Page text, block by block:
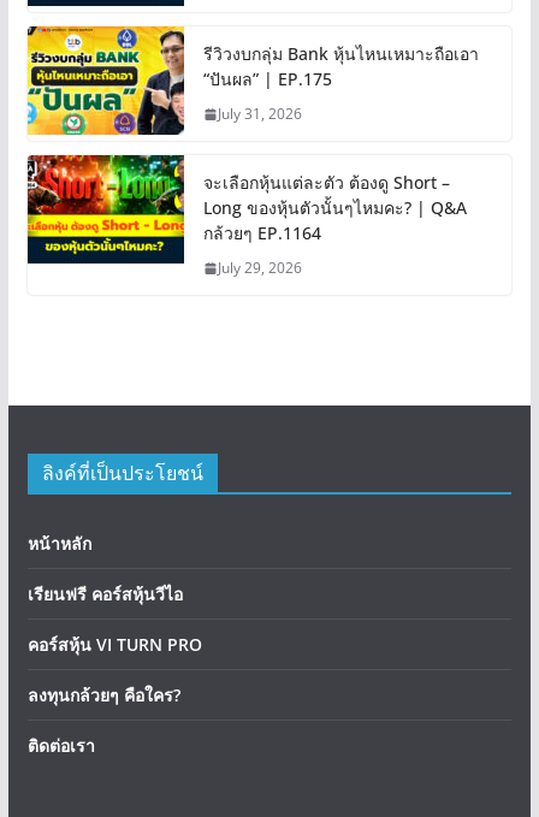
รีวิวงบกลุ่ม Bank หุ้นไหนเหมาะถือเอา
“ปันผล” | EP.175
July 31, 2026
จะเลือกหุ้นแต่ละตัว ต้องดู Short –
Long ของหุ้นตัวนั้นๆไหมคะ? | Q&A
กล้วยๆ EP.1164
July 29, 2026
ลิงค์ที่เป็นประโยชน์
หน้าหลัก
เรียนฟรี คอร์สหุ้นวีไอ
คอร์สหุ้น VI TURN PRO
ลงทุนกล้วยๆ คือใคร?
ติดต่อเรา